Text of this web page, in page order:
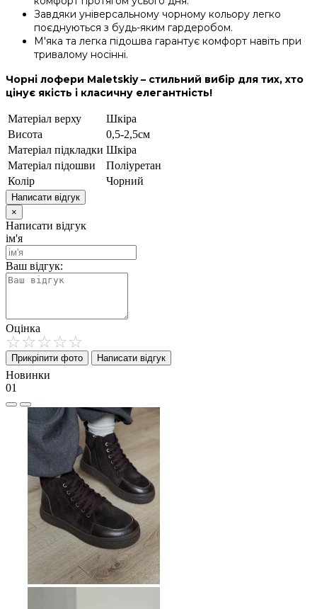
Завдяки універсальному чорному кольору легко
поєднуються з будь-яким гардеробом.
М'яка та легка підошва гарантує комфорт навіть при
тривалому носінні.
Чорні лофери Maletskiy – стильний вибір для тих, хто
цінує якість і класичну елегантність!
Матеріал верху
Шкіра
Висота
0,5-2,5см
Матеріал підкладки Шкіра
Матеріал підошви
Поліуретан
Колір
Чорний
Написати відгук
×
Написати відгук
ім'я
Ваш відгук:
Оцінка
Прикріпити фото Написати відгук
Новинки
01